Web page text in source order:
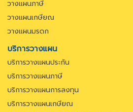
วางแผนภาษี
วางแผนเกษียณ
วางแผนมรดก
บริการวางแผน
บริการวางแผนประกัน
บริการวางแผนภาษี
บริการวางแผนการลงทุน
บริการวางแผนเกษียณ